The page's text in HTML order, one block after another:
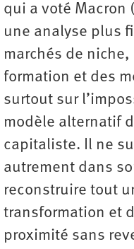
qui a voté Macron
une analyse plus
marchés de
formation et des
surtout sur
modèle alternatif
capitaliste. Il ne
autrement dans
reconstruire tout
transformation et
proximité sans